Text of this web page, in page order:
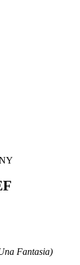
Fantasia)